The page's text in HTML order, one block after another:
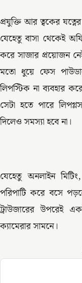
প্রযুক্তি আর ত্বকের
যেহেতু বাসা থেকেই
করে সাজার প্রয়োজন
মতো ধুয়ে ফেস
লিপস্টিক না ব্যবহার
সেটা হতে পারে
দিলেও সমস্যা হবে না।
যেহেতু অনলাইন
পরিপাটি করে বসে
ট্রাউজারের উপরেই
ক্যামেরার সামনে।